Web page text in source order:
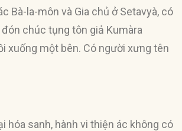
Bà-la-môn và Gia chủ ở Setavyà, có
chúc tụng tôn giả Kumàra
xuống một bên. Có người xưng tên
hóa sanh, hành vi thiện ác không có